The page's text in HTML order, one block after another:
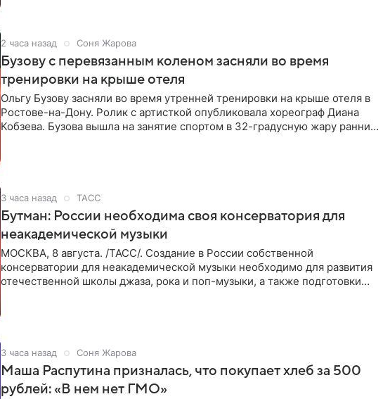
2 часа назад Соня Жарова
Бузову с перевязанным коленом засняли во время
тренировки на крыше отеля
Ольгу Бузову засняли во время утренней тренировки на крыше отеля в
Ростове-на-Дону. Ролик с артисткой опубликовала хореограф Диана
Кобзева. Бузова вышла на занятие спортом в 32-градусную жару ранним
3 часа назад ТАСС
Бутман: России необходима своя консерватория для
неакадемической музыки
МОСКВА, 8 августа. /ТАСС/. Создание в России собственной
консерватории для неакадемической музыки необходимо для развития
отечественной школы джаза, рока и поп-музыки, а также подготовки
3 часа назад Соня Жарова
Маша Распутина призналась, что покупает хлеб за 500
рублей: «В нем нет ГМО»